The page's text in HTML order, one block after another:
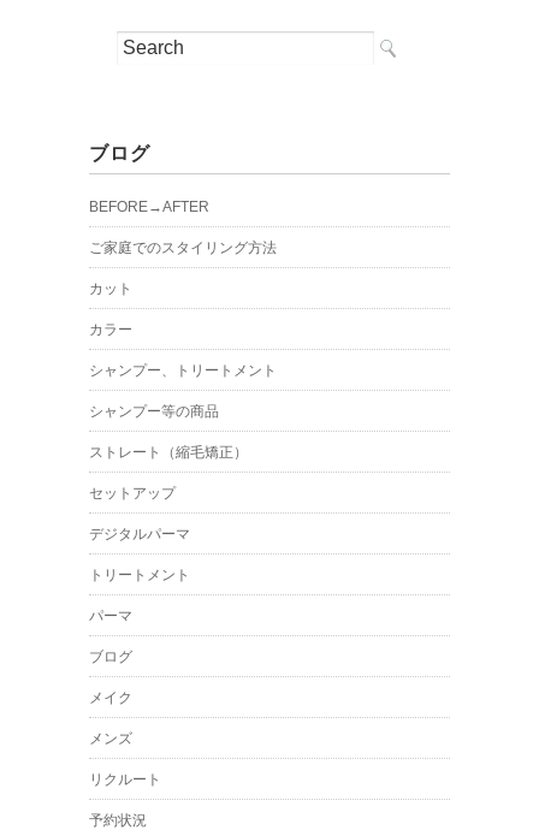
ブログ
BEFORE→AFTER
ご家庭でのスタイリング方法
カット
カラー
シャンプー、トリートメント
シャンプー等の商品
ストレート（縮毛矯正）
セットアップ
デジタルパーマ
トリートメント
パーマ
ブログ
メイク
メンズ
リクルート
予約状況